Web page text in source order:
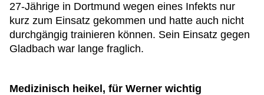
27-Jährige in Dortmund wegen eines Infekts nur
kurz zum Einsatz gekommen und hatte auch nicht
durchgängig trainieren können. Sein Einsatz gegen
Gladbach war lange fraglich.
Medizinisch heikel, für Werner wichtig